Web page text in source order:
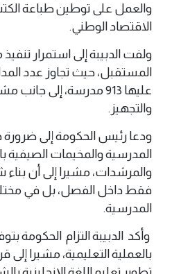
والعمل على توطين طباعة
الاقتصاد الوطني.
ولفت الدبيبة إلى استمرار
المستقبل، حيث تجاوز عدد
عليها 913 مدرسة، إلى
والتجهيز.
ودعا رئيس الحكومة إلى
المدرسية والمخيمات الصيفية
والمرشدات، مشيرا إلى أن بناء
فقط داخل الفصل، بل في
المدرسية.
وأكد الدبيبة التزام الحكومة
بالعملية التعليمية، مشيرا إلى